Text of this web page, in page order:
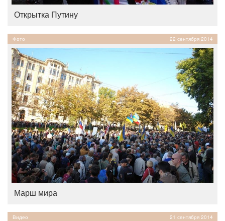
Открытка Путину
Фото 22 сентября 2014
Марш мира
Видео 21 сентября 2014